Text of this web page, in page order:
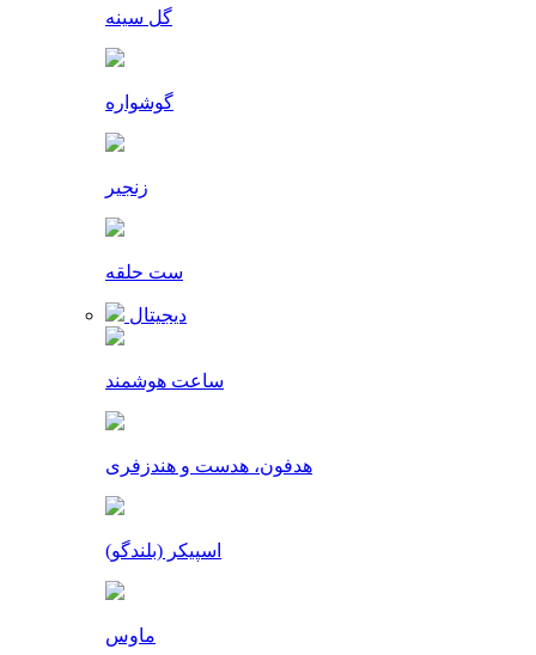
گل سینه
گوشواره
زنجیر
ست حلقه
دیجیتال
ساعت هوشمند
هدفون، هدست و هندزفری
اسپیکر (بلندگو)
ماوس